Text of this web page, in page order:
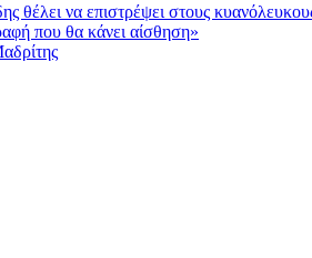
θέλει να επιστρέψει στους
που θα κάνει αίσθηση»